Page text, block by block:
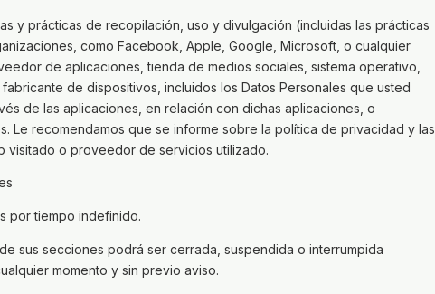
y prácticas de recopilación, uso y divulgación (incluidas las prácticas
como Facebook, Apple, Google, Microsoft, o cualquier
de aplicaciones, tienda de medios sociales, sistema operativo,
de dispositivos, incluidos los Datos Personales que usted
de las aplicaciones, en relación con dichas aplicaciones, o
Le recomendamos que se informe sobre la política de privacidad y las
visitado o proveedor de servicios utilizado.
por tiempo indefinido.
sus secciones podrá ser cerrada, suspendida o interrumpida
momento y sin previo aviso.